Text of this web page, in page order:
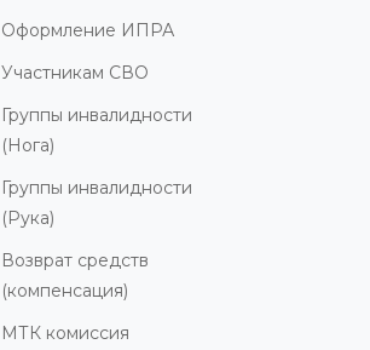
Оформление ИПРА
Участникам СВО
Группы инвалидности
(Нога)
Группы инвалидности
(Рука)
Возврат средств
(компенсация)
МТК комиссия